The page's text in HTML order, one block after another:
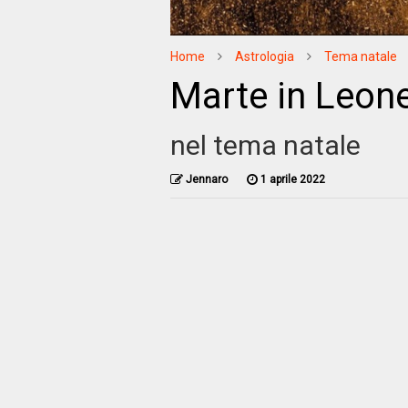
Home Astrologia Tema natale
Marte in
nel tema natale
Jennaro 1 aprile 2022